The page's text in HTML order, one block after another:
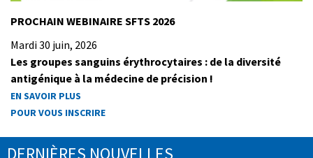
PROCHAIN WEBINAIRE SFTS 2026
Mardi 30 juin, 2026
Les groupes sanguins érythrocytaires : de la diversité
antigénique à la médecine de précision !
EN SAVOIR PLUS
POUR VOUS INSCRIRE
DERNIÈRES NOUVELLES